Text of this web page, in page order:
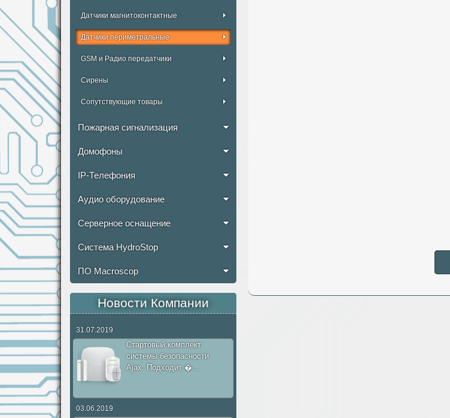
Датчики магнитоконтактные
Датчики периметральные
GSM и Радио передатчики
Сирены
Сопутствующие товары
Пожарная сигнализация
Домофоны
IP-Телефония
Аудио оборудование
Серверное оснащение
Система HydroStop
ПО Macroscop
Новости Компании
31.07.2019
Стартовый комплект
системы безопасности
Ajax. Подходит �...
03.06.2019